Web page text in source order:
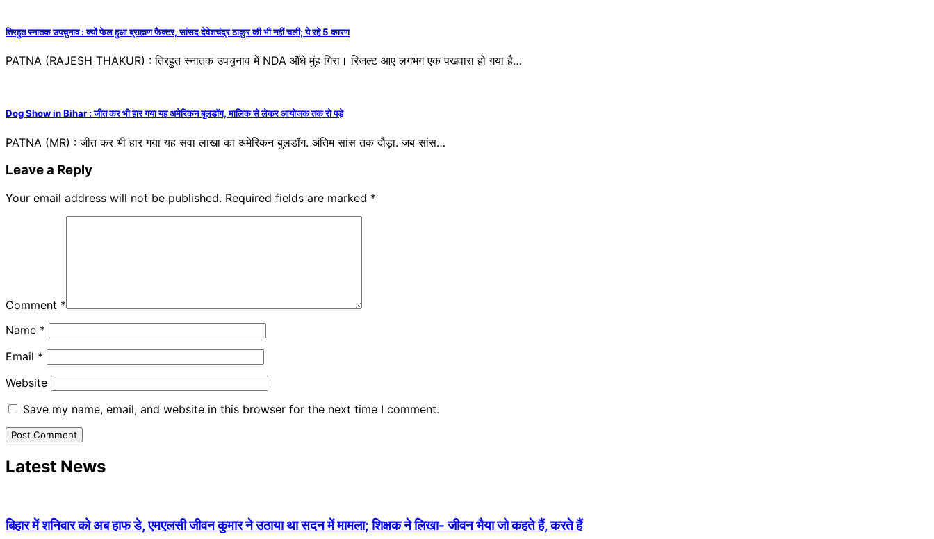
तिरहुत स्नातक उपचुनाव : क्यों फेल हुआ ब्राह्मण फैक्टर, सांसद देवेशचंद्र ठाकुर की भी नहीं चली; ये रहे 5 कारण
PATNA (RAJESH THAKUR) : तिरहुत स्नातक उपचुनाव में NDA औंधे मुंह गिरा। रिजल्ट आए लगभग एक पखवारा हो गया है…
Dog Show in Bihar : जीत कर भी हार गया यह अमेरिकन बुलडॉग, मालिक से लेकर आयोजक तक रो पड़े
PATNA (MR) : जीत कर भी हार गया यह सवा लाखा का अमेरिकन बुलडॉग. अंतिम सांस तक दौड़ा. जब सांस…
Leave a Reply
Your email address will not be published. Required fields are marked *
Comment *
Name *
Email *
Website
Save my name, email, and website in this browser for the next time I comment.
Latest News
बिहार में शनिवार को अब हाफ डे, एमएलसी जीवन कुमार ने उठाया था सदन में मामला; शिक्षक ने लिखा- जीवन भैया जो कहते हैं, करते हैं